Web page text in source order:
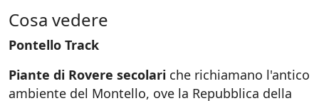
Cosa vedere
Pontello Track
Piante di Rovere secolari che richiamano l'antico
ambiente del Montello, ove la Repubblica della